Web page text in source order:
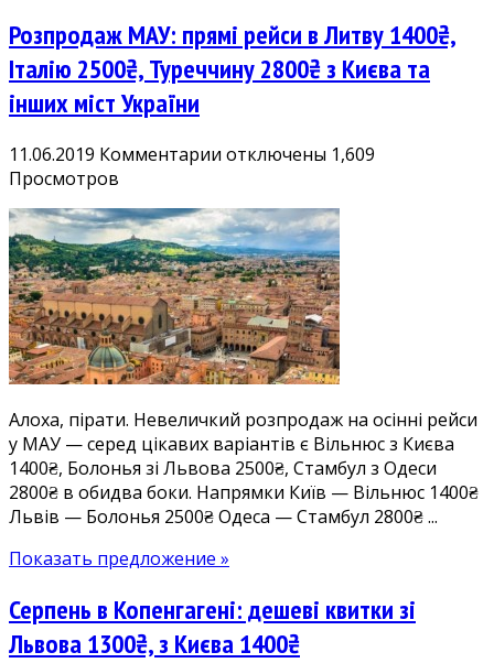
Розпродаж МАУ: прямі рейси в Литву 1400₴,
Італію 2500₴, Туреччину 2800₴ з Києва та
інших міст України
11.06.2019 Комментарии к
МАУ:
прямі
рейси
в
Литву
1400₴,
Італію
Туреччину
2800₴
з
Києва
та
міст
отключены 1,609
Просмотров
Алоха, пірати. Невеличкий розпродаж на осінні рейси
у МАУ — серед цікавих варіантів є Вільнюс з Києва
1400₴, Болонья зі Львова 2500₴, Стамбул з Одеси
2800₴ в обидва боки. Напрямки Київ — Вільнюс 1400₴
Львів — Болонья 2500₴ Одеса — Стамбул 2800₴ ...
Показать предложение »
Серпень в Копенгагені: дешеві квитки зі
Львова 1300₴, з Києва 1400₴